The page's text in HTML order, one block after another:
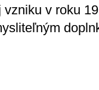
v roku